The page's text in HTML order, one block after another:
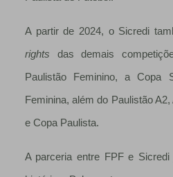
A partir de 2024, o Sicredi
rights das demais
Paulistão Feminino, a Copa
Feminina, além do Paulistão
e Copa Paulista.
A parceria entre FPF e